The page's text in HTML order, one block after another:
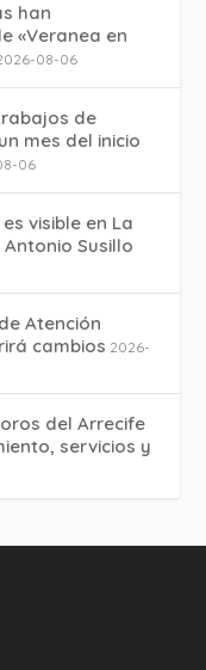
han
«Veranea en
08-06
de
mes del inicio
06
visible en La
Susillo
Atención
cambios 2026-
del Arrecife
servicios y